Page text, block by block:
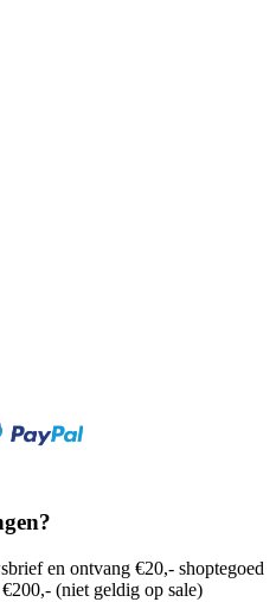
en ontvang €20,- shoptegoed
(niet geldig op sale)